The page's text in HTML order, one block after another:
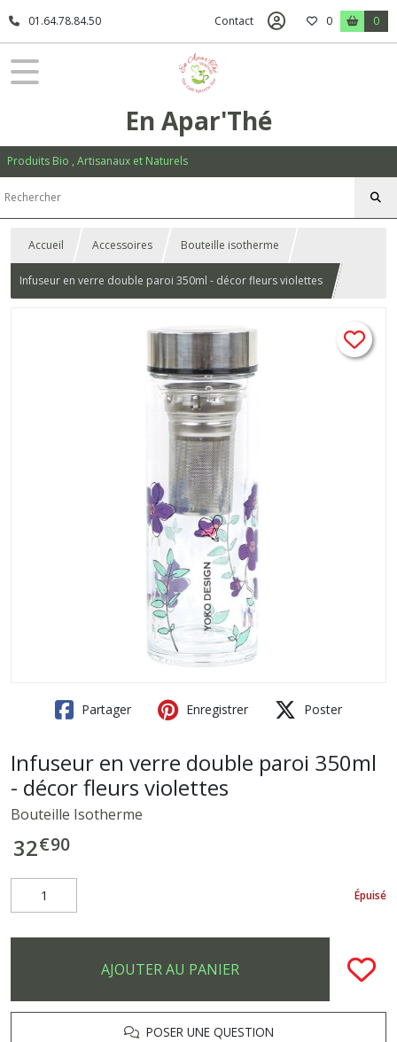
01.64.78.84.50 Contact 0 0
En Apar'Thé
Produits Bio , Artisanaux et Naturels
Accueil Accessoires Bouteille isotherme
Infuseur en verre double paroi 350ml - décor fleurs violettes
Partager Enregistrer Poster
Infuseur en verre double paroi 350ml
- décor fleurs violettes
Bouteille Isotherme
32€90
Épuisé
AJOUTER AU PANIER
POSER UNE QUESTION